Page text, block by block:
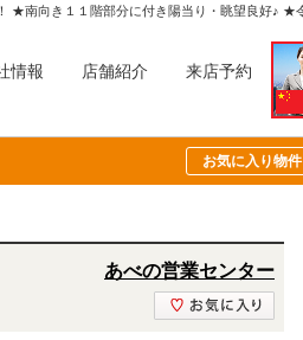
情報 店舗紹介 来店予約
お気に入り物件
あべの営業センター